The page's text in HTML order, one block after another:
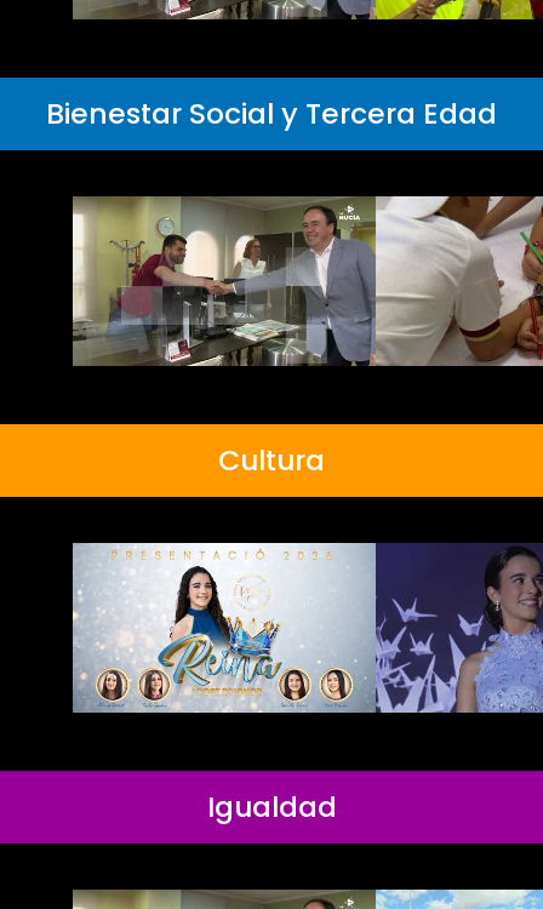
Bienestar Social y Tercera Edad
Cultura
Igualdad